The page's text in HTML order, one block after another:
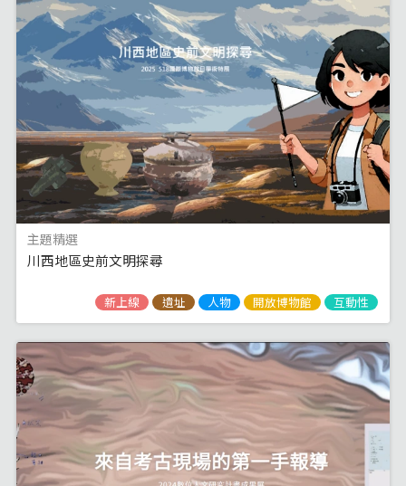
主題精選
川西地區史前文明探尋
新上線 遺址 人物 開放博物館 互動性